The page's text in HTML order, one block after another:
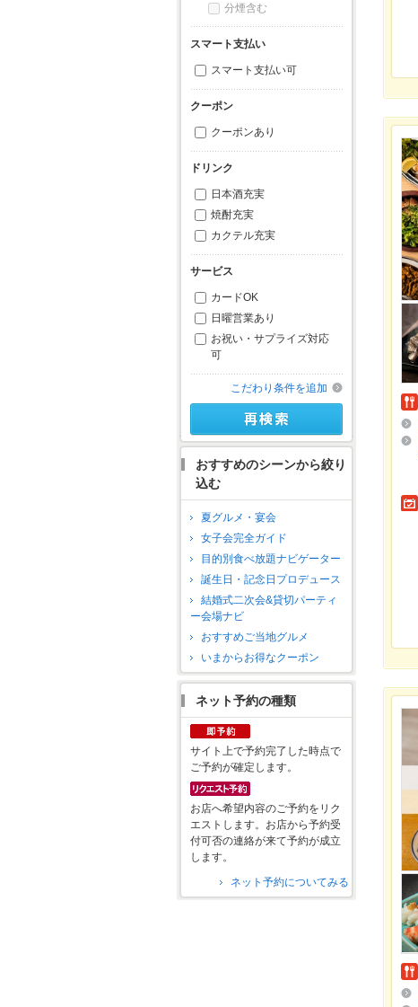
分煙含む
スマート支払い
スマート支払い可
クーポン
クーポンあり
ドリンク
日本酒充実
焼酎充実
カクテル充実
サービス
カードOK
日曜営業あり
お祝い・サプライズ対応
可
こだわり条件を追加
おすすめのシーンから絞り
込む
夏グルメ・宴会
女子会完全ガイド
目的別食べ放題ナビゲーター
誕生日・記念日プロデュース
結婚式二次会&貸切パーティ
ー会場ナビ
おすすめご当地グルメ
いまからお得なクーポン
ネット予約の種類
サイト上で予約完了した時点で
ご予約が確定します。
お店へ希望内容のご予約をリク
エストします。お店から予約受
付可否の連絡が来て予約が成立
します。
ネット予約についてみる